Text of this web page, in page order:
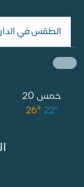
الطقس في الدار
خمس 20
26° 22°